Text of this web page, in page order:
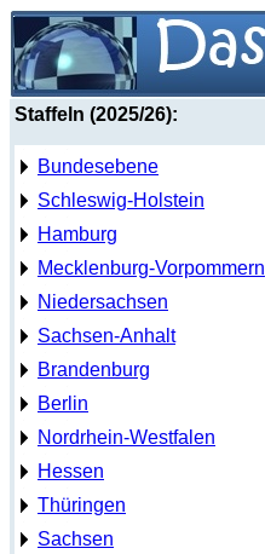
Staffeln (2025/26):
Bundesebene
Schleswig-Holstein
Hamburg
Mecklenburg-Vorpommern
Niedersachsen
Sachsen-Anhalt
Brandenburg
Berlin
Nordrhein-Westfalen
Hessen
Thüringen
Sachsen